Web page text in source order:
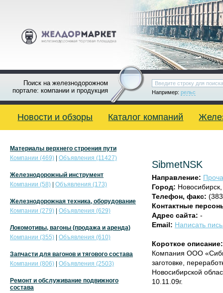
Поиск на железнодорожном
портале: компании и продукция
Например: рельс
Новости и обзоры Каталог компаний
SibmetNSK
Направление:
Город:
Телефон, факс:
Контактные
Адрес сайта: -
Email: Написать
Короткое описание:
Компания ООО
заготовке,
Новосибирской
10.11.09г.
Материалы верхнего строения пути
Компании (469)
Объявления (11427)
Железнодорожный инструмент
Компании (58)
Объявления (173)
Железнодорожная техника, оборудование
Компании (279)
Объявления (629)
Локомотивы, вагоны (продажа и аренда)
Компании (355)
Объявления (610)
Запчасти для вагонов и тягового состава
Компании (806)
Объявления (2503)
Ремонт и обслуживание подвижного
состава